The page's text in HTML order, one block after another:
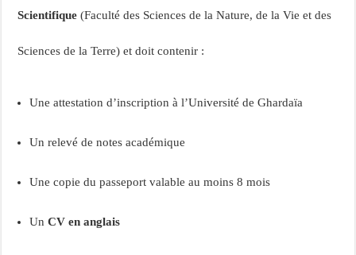
Scientifique (Faculté des Sciences de la Nature, de la Vie et des
Sciences de la Terre) et doit contenir :
Une attestation d’inscription à l’Université de Ghardaïa
Un relevé de notes académique
Une copie du passeport valable au moins 8 mois
UnCV en anglais